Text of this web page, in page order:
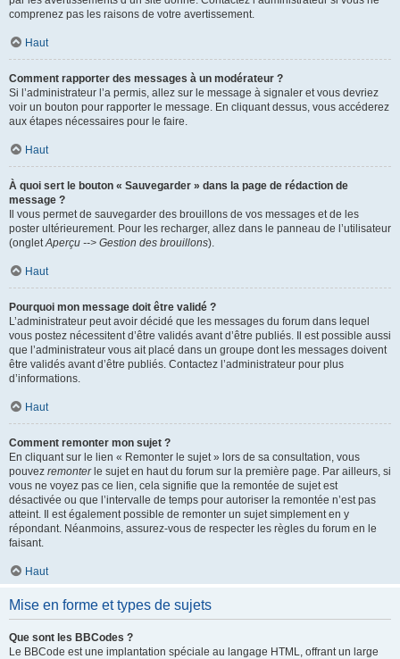
comprenez pas les raisons de votre avertissement.
Haut
Comment rapporter des messages à un modérateur ?
Si l’administrateur l’a permis, allez sur le message à signaler et vous devriez
voir un bouton pour rapporter le message. En cliquant dessus, vous accéderez
aux étapes nécessaires pour le faire.
Haut
À quoi sert le bouton « Sauvegarder » dans la page de rédaction de
message ?
Il vous permet de sauvegarder des brouillons de vos messages et de les
poster ultérieurement. Pour les recharger, allez dans le panneau de l’utilisateur
(ongletAperçu --> Gestion des brouillons).
Haut
Pourquoi mon message doit être validé ?
L’administrateur peut avoir décidé que les messages du forum dans lequel
vous postez nécessitent d’être validés avant d’être publiés. Il est possible aussi
que l’administrateur vous ait placé dans un groupe dont les messages doivent
être validés avant d’être publiés. Contactez l’administrateur pour plus
d’informations.
Haut
Comment remonter mon sujet ?
En cliquant sur le lien « Remonter le sujet » lors de sa consultation, vous
pouvez remonterle sujet en haut du forum sur la première page. Par ailleurs, si
vous ne voyez pas ce lien, cela signifie que la remontée de sujet est
désactivée ou que l’intervalle de temps pour autoriser la remontée n’est pas
atteint. Il est également possible de remonter un sujet simplement en y
répondant. Néanmoins, assurez-vous de respecter les règles du forum en le
faisant.
Haut
Mise en forme et types de sujets
Que sont les BBCodes ?
Le BBCode est une implantation spéciale au langage HTML, offrant un large